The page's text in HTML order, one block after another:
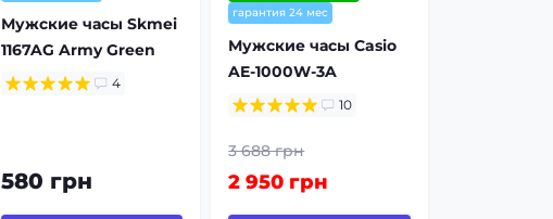
Мужские часы Skmei
1167AG Army Green
4
580 грн
гарантия 24 мес
Мужские часы Casio
AE-1000W-3A
10
3 688 грн
2 950 грн